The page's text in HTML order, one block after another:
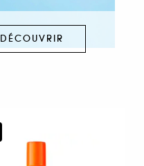
DÉCOUVRIR